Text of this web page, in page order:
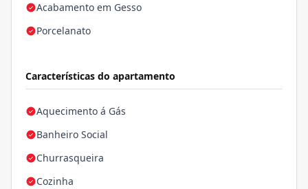
Acabamento em Gesso
Porcelanato
Características do apartamento
Aquecimento á Gás
Banheiro Social
Churrasqueira
Cozinha